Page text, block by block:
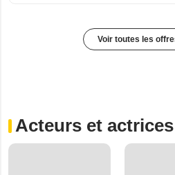
Voir toutes les
Acteurs et actrices